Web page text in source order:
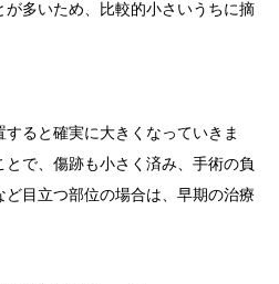
多いため、比較的小さいうちに摘
ると確実に大きくなっていきま
で、傷跡も小さく済み、手術の負
目立つ部位の場合は、早期の治療